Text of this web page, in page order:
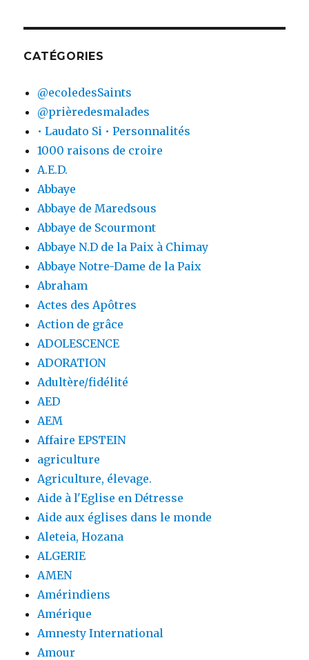
CATÉGORIES
@ecoledesSaints
@prièredesmalades
• Laudato Si • Personnalités
1000 raisons de croire
A.E.D.
Abbaye
Abbaye de Maredsous
Abbaye de Scourmont
Abbaye N.D de la Paix à Chimay
Abbaye Notre-Dame de la Paix
Abraham
Actes des Apôtres
Action de grâce
ADOLESCENCE
ADORATION
Adultère/fidélité
AED
AEM
Affaire EPSTEIN
agriculture
Agriculture, élevage.
Aide à l'Eglise en Détresse
Aide aux églises dans le monde
Aleteia, Hozana
ALGERIE
AMEN
Amérindiens
Amérique
Amnesty International
Amour